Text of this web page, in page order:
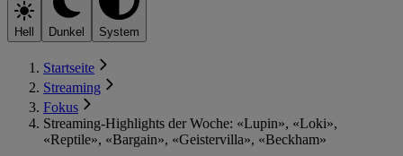
Hell Dunkel System
Startseite
Streaming
Fokus
Streaming-Highlights der Woche: «Lupin», «Loki»,
«Reptile», «Bargain», «Geistervilla», «Beckham»